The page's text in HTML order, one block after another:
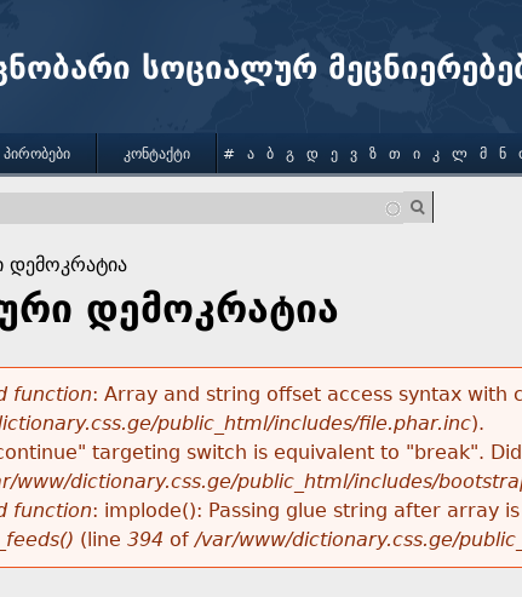
სოციალურ
დემოკრატია
function: Array and string offset access syntax with
public_html/includes/file.phar.inc).
targeting switch is equivalent to "break".
www/dictionary.css.ge/public_html/includes/
function: implode(): Passing glue string after array
(line 394 of/var/www/dictionary.css.ge/
ᲞᲘᲠᲝᲑᲔᲑᲘ ᲙᲝᲜᲢᲐᲥᲢᲘ # Ა Ბ Გ Დ Ე Ვ Ზ Თ Ი Კ Ლ Მ Ნ